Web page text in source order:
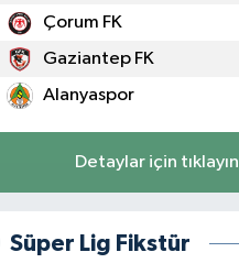
Çorum FK
Gaziantep FK
Alanyaspor
Detaylar için tıklayın
Süper Lig Fikstür